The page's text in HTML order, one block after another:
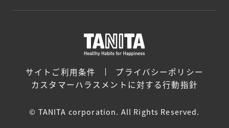
サイトご利用条件
プライバシーポリシー
カスタマーハラスメントに対する行動指針
© TANITA corporation. All Rights Reserved.